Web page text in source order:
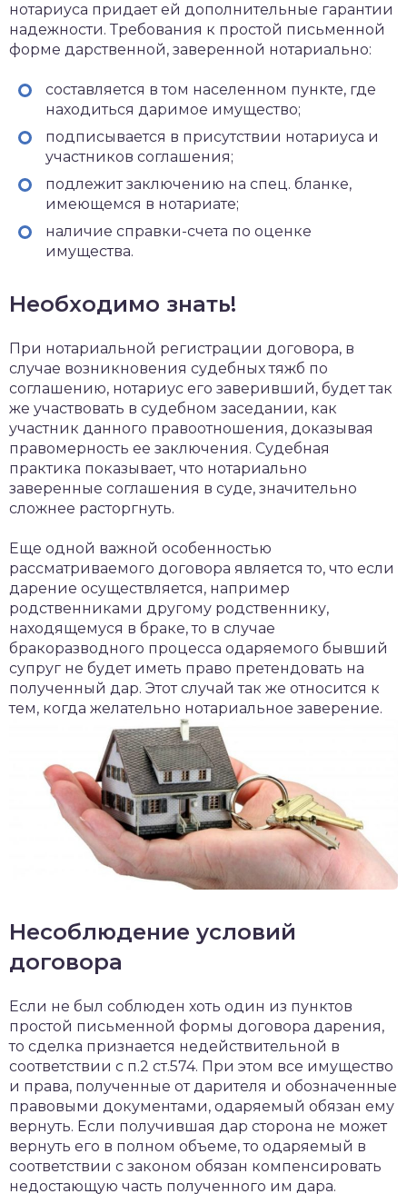
нотариуса придает ей дополнительные гарантии
надежности. Требования к простой письменной
форме дарственной, заверенной нотариально:
составляется в том населенном пункте, где
находиться даримое имущество;
подписывается в присутствии нотариуса и
участников соглашения;
подлежит заключению на спец. бланке,
имеющемся в нотариате;
наличие справки-счета по оценке
имущества.
Необходимо знать!
При нотариальной регистрации договора, в
случае возникновения судебных тяжб по
соглашению, нотариус его заверивший, будет так
же участвовать в судебном заседании, как
участник данного правоотношения, доказывая
правомерность ее заключения. Судебная
практика показывает, что нотариально
заверенные соглашения в суде, значительно
сложнее расторгнуть.
Еще одной важной особенностью
рассматриваемого договора является то, что если
дарение осуществляется, например
родственниками другому родственнику,
находящемуся в браке, то в случае
бракоразводного процесса одаряемого бывший
супруг не будет иметь право претендовать на
полученный дар. Этот случай так же относится к
тем, когда желательно нотариальное заверение.
Несоблюдение условий
договора
Если не был соблюден хоть один из пунктов
простой письменной формы договора дарения,
то сделка признается недействительной в
соответствии с п.2 ст.574. При этом все имущество
и права, полученные от дарителя и обозначенные
правовыми документами, одаряемый обязан ему
вернуть. Если получившая дар сторона не может
вернуть его в полном объеме, то одаряемый в
соответствии с законом обязан компенсировать
недостающую часть полученного им дара.